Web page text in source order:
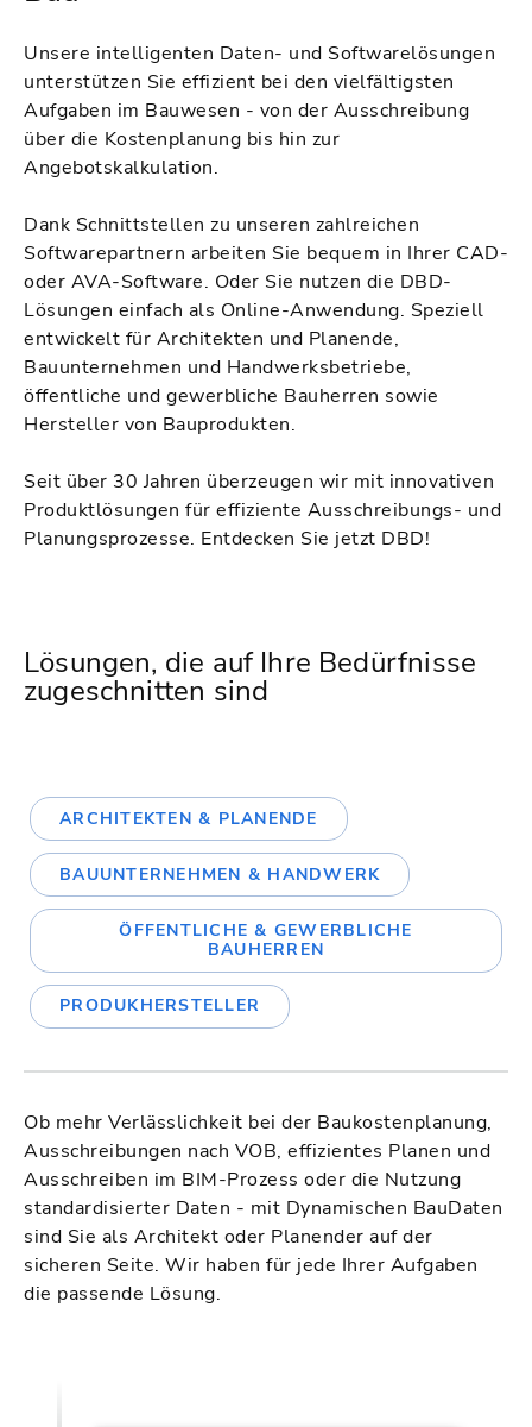
Unsere intelligenten Daten- und Softwarelösungen
unterstützen Sie effizient bei den vielfältigsten
Aufgaben im Bauwesen - von der Ausschreibung
über die Kostenplanung bis hin zur
Angebotskalkulation.
Dank Schnittstellen zu unseren zahlreichen
Softwarepartnern arbeiten Sie bequem in Ihrer CAD-
oder AVA-Software. Oder Sie nutzen die DBD-
Lösungen einfach als Online-Anwendung. Speziell
entwickelt für Architekten und Planende,
Bauunternehmen und Handwerksbetriebe,
öffentliche und gewerbliche Bauherren sowie
Hersteller von Bauprodukten.
Seit über 30 Jahren überzeugen wir mit innovativen
Produktlösungen für effiziente Ausschreibungs- und
Planungsprozesse. Entdecken Sie jetzt DBD!
Lösungen, die auf Ihre Bedürfnisse
zugeschnitten sind
ARCHITEKTEN & PLANENDE
BAUUNTERNEHMEN & HANDWERK
ÖFFENTLICHE & GEWERBLICHE
BAUHERREN
PRODUKHERSTELLER
Ob mehr Verlässlichkeit bei der Baukostenplanung,
Ausschreibungen nach VOB, effizientes Planen und
Ausschreiben im BIM-Prozess oder die Nutzung
standardisierter Daten - mit Dynamischen BauDaten
sind Sie als Architekt oder Planender auf der
sicheren Seite. Wir haben für jede Ihrer Aufgaben
die passende Lösung.